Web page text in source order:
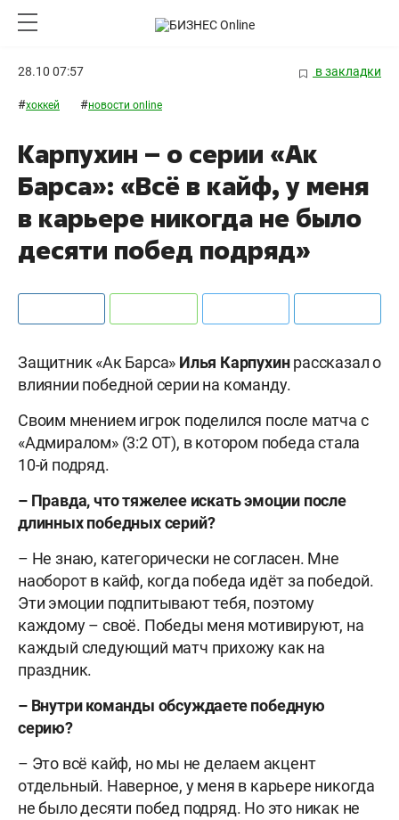
28.10 07:57 в закладки
#хоккей #новости online
Карпухин – о серии «Ак
Барса»: «Всё в кайф, у меня
в карьере никогда не было
десяти побед подряд»
Защитник «Ак Барса» Илья Карпухинрассказал о
влиянии победной серии на команду.
Своим мнением игрок поделился после матча с
«Адмиралом» (3:2 ОТ), в котором победа стала
10-й подряд.
– Правда, что тяжелее искать эмоции после
длинных победных серий?
– Не знаю, категорически не согласен. Мне
наоборот в кайф, когда победа идёт за победой.
Эти эмоции подпитывают тебя, поэтому
каждому – своё. Победы меня мотивируют, на
каждый следующий матч прихожу как на
праздник.
– Внутри команды обсуждаете победную
серию?
– Это всё кайф, но мы не делаем акцент
отдельный. Наверное, у меня в карьере никогда
не было десяти побед подряд. Но это никак не